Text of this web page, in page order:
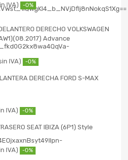
-0%
DERECHO VOLKSWAGEN
Advance
-0%
DERECHA FORD S-MAX
-0%
SEAT IBIZA (6P1) Style
-0%